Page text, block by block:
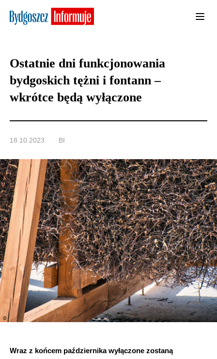
Ostatnie dni funkcjonowania
bydgoskich tężni i fontann –
wkrótce będą wyłączone
18.10.2023 BI
Wraz z końcem października wyłączone zostaną